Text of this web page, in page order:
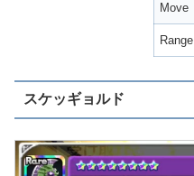
Move
Range
スケッギョルド